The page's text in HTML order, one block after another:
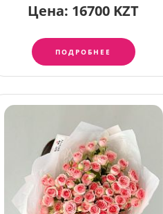
Цена: 16700 KZT
ПОДРОБНЕЕ